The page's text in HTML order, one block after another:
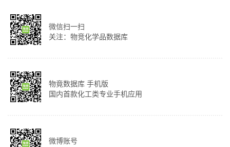
微信扫一扫
关注：物竞化学品数据库
物竟数据库 手机版
国内首款化工类专业手机应用
微博账号